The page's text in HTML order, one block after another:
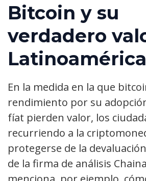
Bitcoin y su
verdadero
Latinoamérica
En la medida en la que
rendimiento por su
fíat pierden valor, los
recurriendo a la
protegerse de la
de la firma de análisis